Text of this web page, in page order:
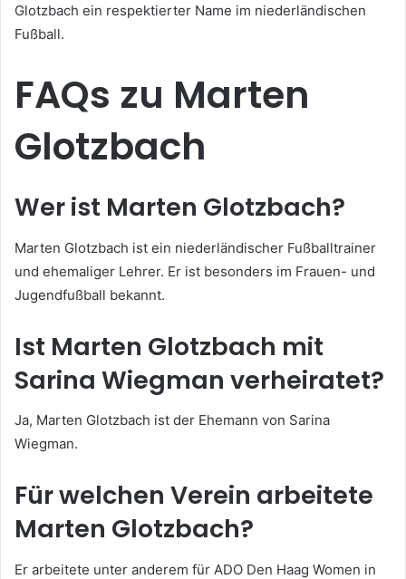
Glotzbach ein respektierter Name im niederländischen
Fußball.
FAQs zu Marten
Glotzbach
Wer ist Marten Glotzbach?
Marten Glotzbach ist ein niederländischer Fußballtrainer
und ehemaliger Lehrer. Er ist besonders im Frauen- und
Jugendfußball bekannt.
Ist Marten Glotzbach mit
Sarina Wiegman verheiratet?
Ja, Marten Glotzbach ist der Ehemann von Sarina
Wiegman.
Für welchen Verein arbeitete
Marten Glotzbach?
Er arbeitete unter anderem für ADO Den Haag Women in